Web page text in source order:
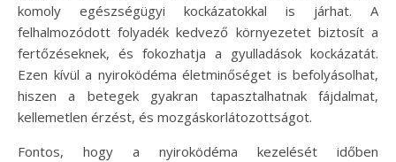
komoly egészségügyi kockázatokkal is járhat. A
felhalmozódott folyadék kedvező környezetet biztosít a
fertőzéseknek, és fokozhatja a gyulladások kockázatát.
Ezen kívül a nyiroködéma életminőséget is befolyásolhat,
hiszen a betegek gyakran tapasztalhatnak fájdalmat,
kellemetlen érzést, és mozgáskorlátozottságot.
Fontos, hogy a nyiroködéma kezelését időben